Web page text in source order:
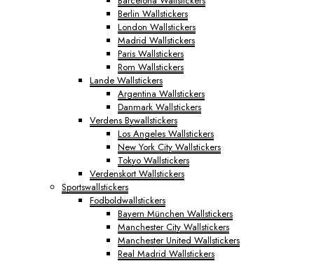
Berlin Wallstickers
London Wallstickers
Madrid Wallstickers
Paris Wallstickers
Rom Wallstickers
Lande Wallstickers
Argentina Wallstickers
Danmark Wallstickers
Verdens Bywallstickers
Los Angeles Wallstickers
New York City Wallstickers
Tokyo Wallstickers
Verdenskort Wallstickers
Sportswallstickers
Fodboldwallstickers
Bayern München Wallstickers
Manchester City Wallstickers
Manchester United Wallstickers
Real Madrid Wallstickers